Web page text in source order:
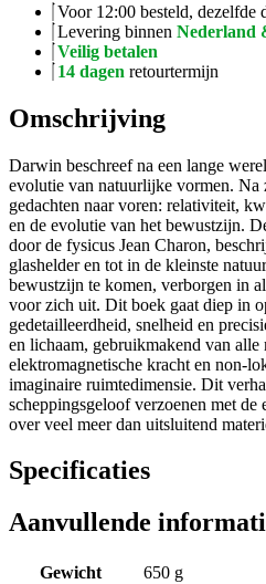
Voor 12:00 besteld, dezelfde
Levering binnen Nederland
Veilig betalen
14 dagen retourtermijn
Omschrijving
Darwin beschreef na een lange
evolutie van natuurlijke vormen.
gedachten naar voren: relativiteit,
en de evolutie van het bewustzijn.
door de fysicus Jean Charon,
glashelder en tot in de kleinste
bewustzijn te komen, verborgen in
voor zich uit. Dit boek gaat diep in
gedetailleerdheid, snelheid en
en lichaam, gebruikmakend van
elektromagnetische kracht en non-
imaginaire ruimtedimensie. Dit
scheppingsgeloof verzoenen met
over veel meer dan uitsluitend
Specificaties
Aanvullende
Gewicht
650 g